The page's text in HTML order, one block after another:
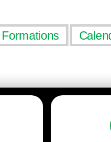
Formations